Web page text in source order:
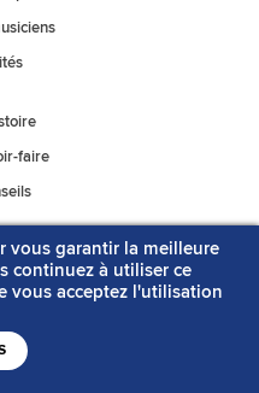
faire
vous garantir la meilleure
continuez à utiliser ce
vous acceptez l'utilisation